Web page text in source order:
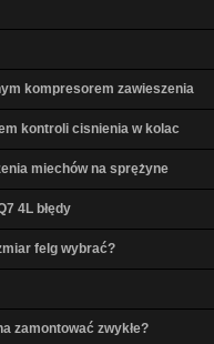
kompresorem zawieszenia
kontroli cisnienia w kolac
miechów na sprężyne
4L błędy
felg wybrać?
zamontować zwykłe?